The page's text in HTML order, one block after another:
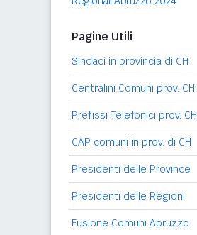
Pagine Utili
Sindaci in provincia di CH
Centralini Comuni prov. CH
Prefissi Telefonici prov. CH
CAP comuni in prov. di CH
Presidenti delle Province
Presidenti delle Regioni
Fusione Comuni Abruzzo